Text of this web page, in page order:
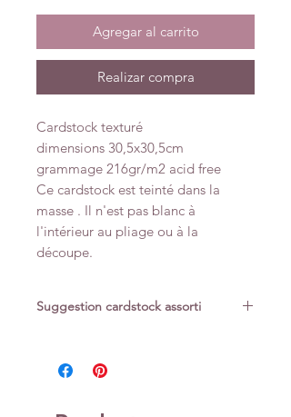
Agregar al carrito
Realizar compra
Cardstock texturé
dimensions 30,5x30,5cm
grammage 216gr/m2 acid free
Ce cardstock est teinté dans la
masse . Il n'est pas blanc à
l'intérieur au pliage ou à la
découpe.
Suggestion cardstock assorti